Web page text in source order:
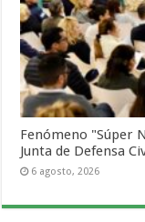
Fenómeno "Súper
Junta de Defensa
6 agosto, 2026